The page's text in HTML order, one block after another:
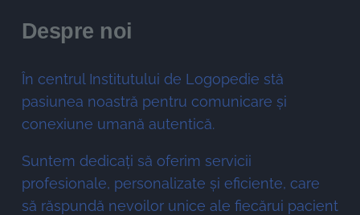
Despre noi
În centrul Institutului de Logopedie stă
pasiunea noastră pentru comunicare și
conexiune umană autentică.
Suntem dedicați să oferim servicii
profesionale, personalizate și eficiente, care
să răspundă nevoilor unice ale fiecărui pacient